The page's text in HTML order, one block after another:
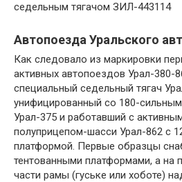
седельным тягачом ЗИЛ-443114
Автопоезда Уральского
Как следовало из маркировки
активных автопоездов Урал-380-
специальный седельный тягач
унифицированный со 180-
Урал-375 и работавший с
полуприцепом-шасси Урал-862 с
платформой. Первые образцы
тентованными платформами, а на
части рамы (гуське или хоботе)